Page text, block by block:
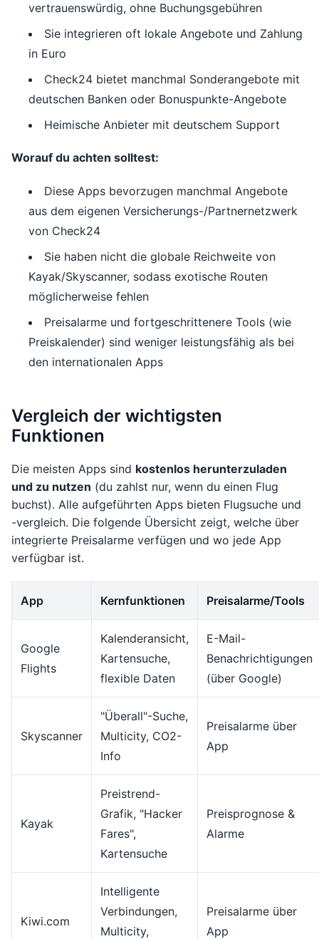
vertrauenswürdig, ohne Buchungsgebühren
Sie integrieren oft lokale Angebote und Zahlung
in Euro
Check24 bietet manchmal Sonderangebote mit
deutschen Banken oder Bonuspunkte-Angebote
Heimische Anbieter mit deutschem Support
Worauf du achten solltest:
Diese Apps bevorzugen manchmal Angebote
aus dem eigenen Versicherungs-/Partnernetzwerk
von Check24
Sie haben nicht die globale Reichweite von
Kayak/Skyscanner, sodass exotische Routen
möglicherweise fehlen
Preisalarme und fortgeschrittenere Tools (wie
Preiskalender) sind weniger leistungsfähig als bei
den internationalen Apps
Vergleich der wichtigsten
Funktionen
Die meisten Apps sind kostenlos herunterzuladen
und zu nutzen (du zahlst nur, wenn du einen Flug
buchst). Alle aufgeführten Apps bieten Flugsuche und
-vergleich. Die folgende Übersicht zeigt, welche über
integrierte Preisalarme verfügen und wo jede App
verfügbar ist.
App Kernfunktionen Preisalarme/Tools
Google
Flights
Kalenderansicht,
Kartensuche,
flexible Daten
E-Mail-
Benachrichtigungen
(über Google)
Skyscanner
"Überall"-Suche,
Multicity, CO2-
Info
Preisalarme über
App
Kayak
Preistrend-
Grafik, "Hacker
Fares",
Kartensuche
Preisprognose &
Alarme
Kiwi.com
Intelligente
Verbindungen,
Multicity,
Preisalarme über
App